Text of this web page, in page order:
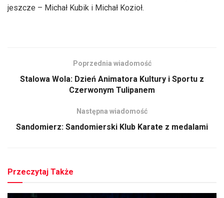
jeszcze – Michał Kubik i Michał Kozioł.
Poprzednia wiadomość
Stalowa Wola: Dzień Animatora Kultury i Sportu z
Czerwonym Tulipanem
Następna wiadomość
Sandomierz: Sandomierski Klub Karate z medalami
Przeczytaj Także